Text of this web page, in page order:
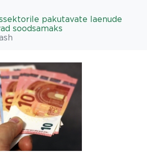
pakutavate laenude
soodsamaks